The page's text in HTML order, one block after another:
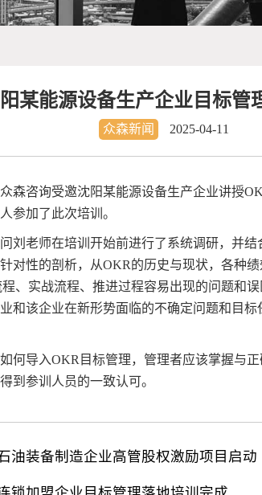
某能源设备生产企业目标管
众森新闻 2025-04-11
森咨询受邀沈阳某能源设备生产企业讲授
参加了此次培训。
刘老师在培训开始前进行了系统调研，并
对性的剖析，从OKR的历史与现状，各种
、实战流程、推进过程容易出现的问题和
和该企业在新形势面临的不确定问题和目标
何导入OKR目标管理，管理者应该掌握与
到参训人员的一致认可。
油装备制造企业高管股权激励项目启动